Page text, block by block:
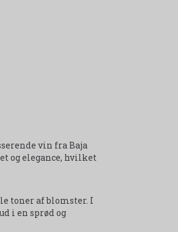
vin fra Baja
og elegance, hvilket
toner af blomster. I
i en sprød og